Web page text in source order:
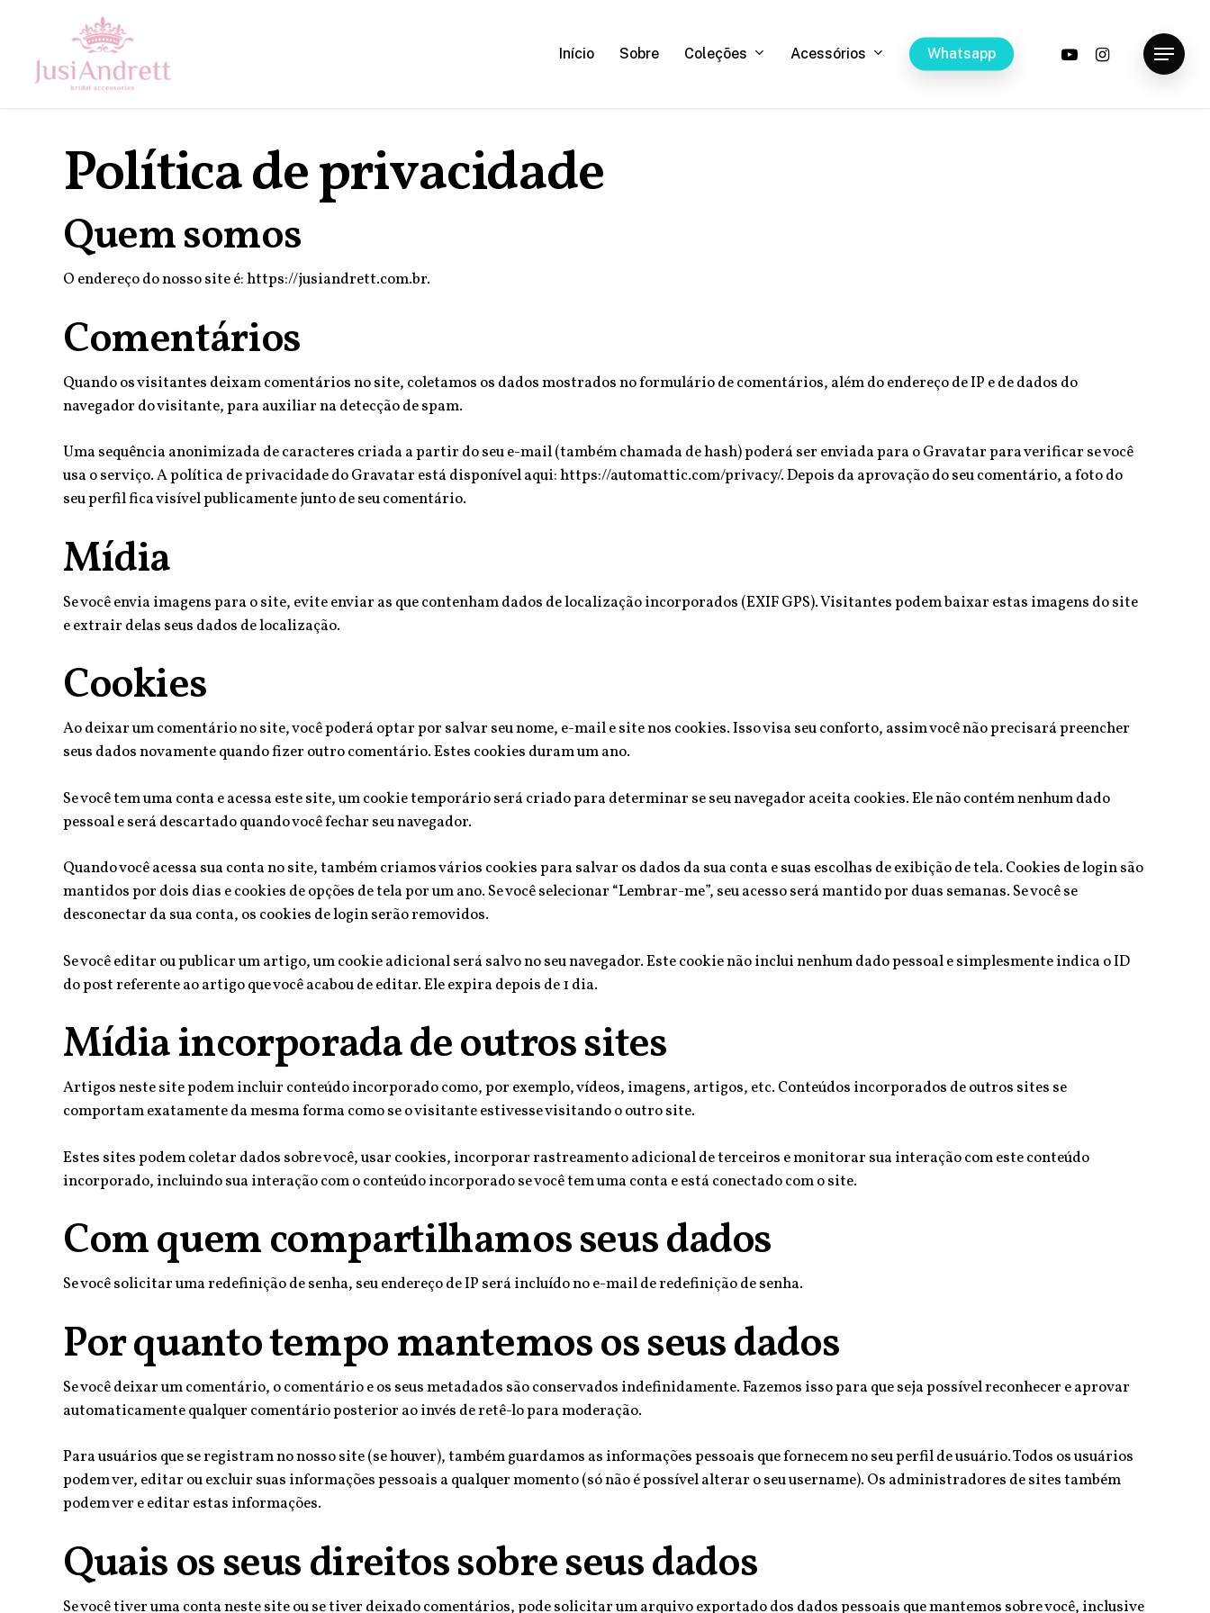
content
Início Sobre Coleções Acessórios Whatsapp youtubeinstagramMenu
Política de privacidade
Quem somos
O endereço do nosso site é: https://jusiandrett.com.br.
Comentários
Quando os visitantes deixam comentários no site, coletamos os dados mostrados no formulário de comentários, além do endereço de IP e de dados do
navegador do visitante, para auxiliar na detecção de spam.
Uma sequência anonimizada de caracteres criada a partir do seu e-mail (também chamada de hash) poderá ser enviada para o Gravatar para verificar se você
usa o serviço. A política de privacidade do Gravatar está disponível aqui: https://automattic.com/privacy/. Depois da aprovação do seu comentário, a foto do
seu perfil fica visível publicamente junto de seu comentário.
Mídia
Se você envia imagens para o site, evite enviar as que contenham dados de localização incorporados (EXIF GPS). Visitantes podem baixar estas imagens do site
e extrair delas seus dados de localização.
Cookies
Ao deixar um comentário no site, você poderá optar por salvar seu nome, e-mail e site nos cookies. Isso visa seu conforto, assim você não precisará preencher
seus dados novamente quando fizer outro comentário. Estes cookies duram um ano.
Se você tem uma conta e acessa este site, um cookie temporário será criado para determinar se seu navegador aceita cookies. Ele não contém nenhum dado
pessoal e será descartado quando você fechar seu navegador.
Quando você acessa sua conta no site, também criamos vários cookies para salvar os dados da sua conta e suas escolhas de exibição de tela. Cookies de login são
mantidos por dois dias e cookies de opções de tela por um ano. Se você selecionar “Lembrar-me”, seu acesso será mantido por duas semanas. Se você se
desconectar da sua conta, os cookies de login serão removidos.
Se você editar ou publicar um artigo, um cookie adicional será salvo no seu navegador. Este cookie não inclui nenhum dado pessoal e simplesmente indica o ID
do post referente ao artigo que você acabou de editar. Ele expira depois de 1 dia.
Mídia incorporada de outros sites
Artigos neste site podem incluir conteúdo incorporado como, por exemplo, vídeos, imagens, artigos, etc. Conteúdos incorporados de outros sites se
comportam exatamente da mesma forma como se o visitante estivesse visitando o outro site.
Estes sites podem coletar dados sobre você, usar cookies, incorporar rastreamento adicional de terceiros e monitorar sua interação com este conteúdo
incorporado, incluindo sua interação com o conteúdo incorporado se você tem uma conta e está conectado com o site.
Com quem compartilhamos seus dados
Se você solicitar uma redefinição de senha, seu endereço de IP será incluído no e-mail de redefinição de senha.
Por quanto tempo mantemos os seus dados
Se você deixar um comentário, o comentário e os seus metadados são conservados indefinidamente. Fazemos isso para que seja possível reconhecer e aprovar
automaticamente qualquer comentário posterior ao invés de retê-lo para moderação.
Para usuários que se registram no nosso site (se houver), também guardamos as informações pessoais que fornecem no seu perfil de usuário. Todos os usuários
podem ver, editar ou excluir suas informações pessoais a qualquer momento (só não é possível alterar o seu username). Os administradores de sites também
podem ver e editar estas informações.
Quais os seus direitos sobre seus dados
Se você tiver uma conta neste site ou se tiver deixado comentários, pode solicitar um arquivo exportado dos dados pessoais que mantemos sobre você, inclusive